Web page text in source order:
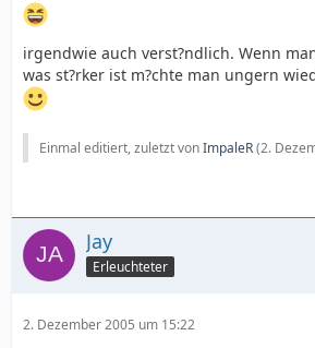
irgendwie auch verst?ndlich. Wenn
was st?rker ist m?chte man ungern
Einmal editiert, zuletzt vonImpaleR(2.
Jay
Erleuchteter
2. Dezember 2005 um 15:22